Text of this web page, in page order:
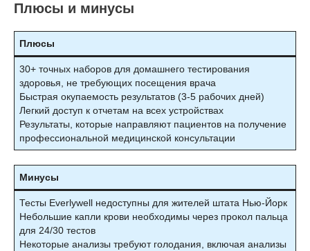
Плюсы и минусы
Плюсы
30+ точных наборов для домашнего тестирования
здоровья, не требующих посещения врача
Быстрая окупаемость результатов (3-5 рабочих дней)
Легкий доступ к отчетам на всех устройствах
Результаты, которые направляют пациентов на получение
профессиональной медицинской консультации
Минусы
Тесты Everlywell недоступны для жителей штата Нью-Йорк
Небольшие капли крови необходимы через прокол пальца
для 24/30 тестов
Некоторые анализы требуют голодания, включая анализы